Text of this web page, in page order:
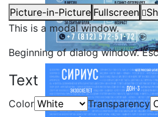
Picture-in-Picture Fullscreen
This is a modal window.
Beginning of dialog window.
Text
Color Transparency